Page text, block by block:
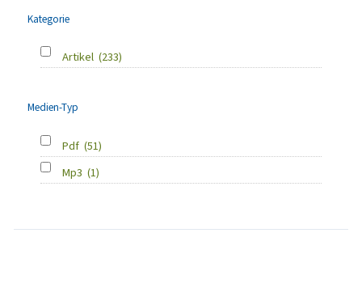
Kategorie
Artikel (233)
Medien-Typ
Pdf (51)
Mp3 (1)